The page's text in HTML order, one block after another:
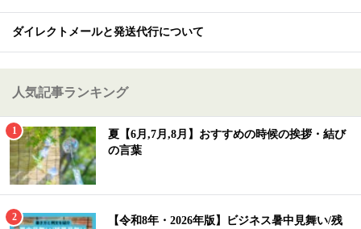
ダイレクトメールと発送代行について
人気記事ランキング
夏【6月,7月,8月】おすすめの時候の挨拶・結び
の言葉
【令和8年・2026年版】ビジネス暑中見舞い/残